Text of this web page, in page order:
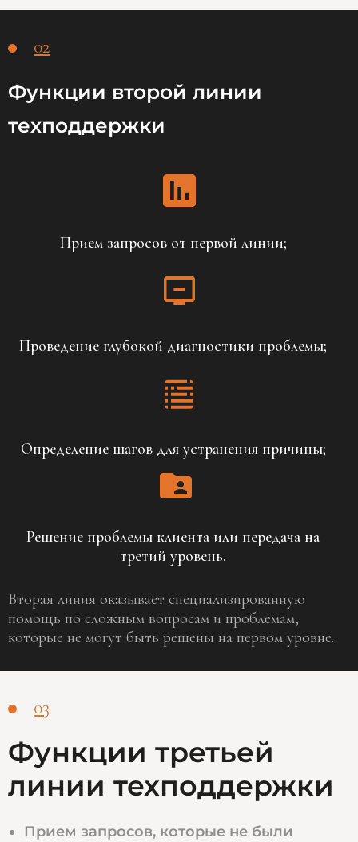
02
Функции второй линии
техподдержки
Прием запросов от первой линии;
Проведение глубокой диагностики проблемы;
Определение шагов для устранения причины;
Решение проблемы клиента или передача на
третий уровень.
Вторая линия оказывает специализированную
помощь по сложным вопросам и проблемам,
которые не могут быть решены на первом уровне.
03
Функции третьей
линии техподдержки
Прием запросов, которые не были